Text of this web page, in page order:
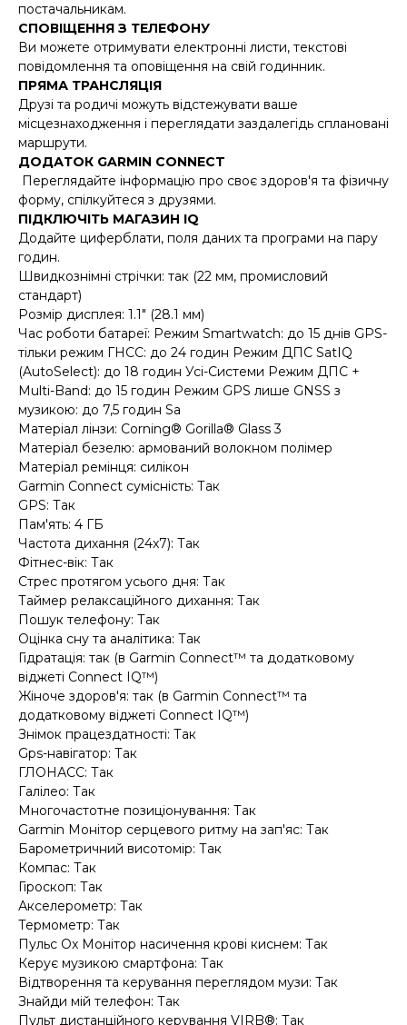
постачальникам.
СПОВІЩЕННЯ З ТЕЛЕФОНУ
Ви можете отримувати електронні листи, текстові
повідомлення та оповіщення на свій годинник.
ПРЯМА ТРАНСЛЯЦІЯ
Друзі та родичі можуть відстежувати ваше
місцезнаходження і переглядати заздалегідь сплановані
маршрути.
ДОДАТОК GARMIN CONNECT
Переглядайте інформацію про своє здоров'я та фізичну
форму, спілкуйтеся з друзями.
ПІДКЛЮЧІТЬ МАГАЗИН IQ
Додайте циферблати, поля даних та програми на пару
годин.
Швидкознімні стрічки: так (22 мм, промисловий
стандарт)
Розмір дисплея: 1.1" (28.1 мм)
Час роботи батареї: Режим Smartwatch: до 15 днів GPS-
тільки режим ГНСС: до 24 годин Режим ДПС SatIQ
(AutoSelect): до 18 годин Усі-Системи Режим ДПС +
Multi-Band: до 15 годин Режим GPS лише GNSS з
музикою: до 7,5 годин Sa
Матеріал лінзи: Corning® Gorilla® Glass 3
Матеріал безелю: армований волокном полімер
Матеріал ремінця: силікон
Garmin Connect сумісність: Так
GPS: Так
Пам'ять: 4 ГБ
Частота дихання (24x7): Так
Фітнес-вік: Так
Стрес протягом усього дня: Так
Таймер релаксаційного дихання: Так
Пошук телефону: Так
Оцінка сну та аналітика: Так
Гідратація: так (в Garmin Connect™ та додатковому
віджеті Connect IQ™)
Жіноче здоров'я: так (в Garmin Connect™ та
додатковому віджеті Connect IQ™)
Знімок працездатності: Так
Gps-навігатор: Так
ГЛОНАСС: Так
Галілео: Так
Многочастотне позиціонування: Так
Garmin Монітор серцевого ритму на зап'яс: Так
Барометричний висотомір: Так
Компас: Так
Гіроскоп: Так
Акселерометр: Так
Термометр: Так
Пульс Ox Монітор насичення крові киснем: Так
Керує музикою смартфона: Так
Відтворення та керування переглядом музи: Так
Знайди мій телефон: Так
Пульт дистанційного керування VIRB®: Так